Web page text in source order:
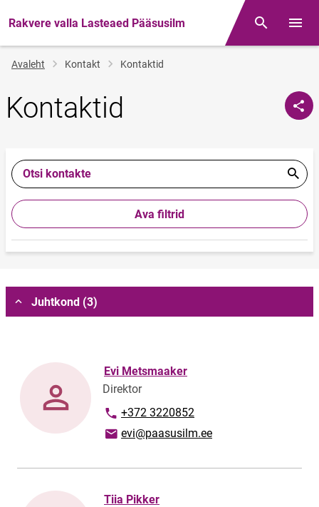
Rakvere valla Lasteaed Pääsusilm Otsing
Jälglink
Avaleht Kontakt Kontaktid
Kontaktid
Otsi kontakte
Ava filtrid
Juhtkond (3)
Evi Metsmaaker
Direktor
Telefoninumber
+372 3220852
E-posti aadress
evi@paasusilm.ee
Tiia Pikker